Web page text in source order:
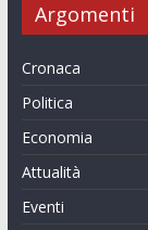
Argomenti
Cronaca
Politica
Economia
Attualità
Eventi